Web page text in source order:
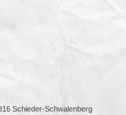
Schieder-Schwalenberg